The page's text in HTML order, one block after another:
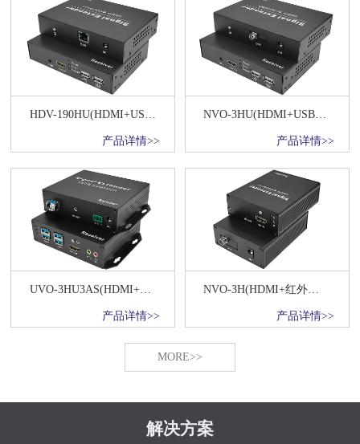
产品详情>> 产品详情>>
UVO-3HU3AS(HDMI+USB3.0+双向音频+双向RS232+红外)光纤高速传输20KM
产品详情>> 产品详情>>
MORE>>
解决方案